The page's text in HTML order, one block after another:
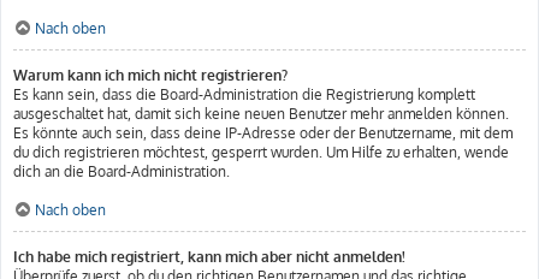
Nach oben
Warum kann ich mich nicht registrieren?
Es kann sein, dass die Board-Administration die Registrierung komplett
ausgeschaltet hat, damit sich keine neuen Benutzer mehr anmelden können.
Es könnte auch sein, dass deine IP-Adresse oder der Benutzername, mit dem
du dich registrieren möchtest, gesperrt wurden. Um Hilfe zu erhalten, wende
dich an die Board-Administration.
Nach oben
Ich habe mich registriert, kann mich aber nicht anmelden!